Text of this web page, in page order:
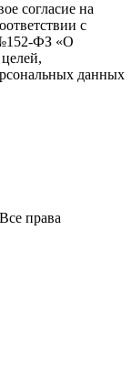
согласие на
с
ФЗ «О
данных
права